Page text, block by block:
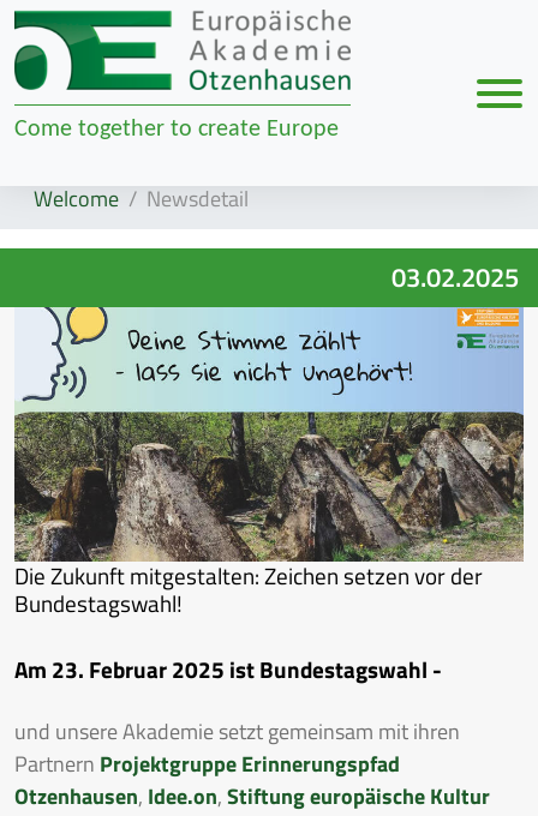
Zur Navigation springen
Zum Inhalt springen
Come together to create Europe
Welcome Newsdetail
03.02.2025
Die Zukunft mitgestalten: Zeichen setzen vor der
Bundestagswahl!
Am 23. Februar 2025 ist Bundestagswahl -
und unsere Akademie setzt gemeinsam mit ihren
Partnern Projektgruppe Erinnerungspfad
Otzenhausen, Idee.on,Stiftung europäische Kultur